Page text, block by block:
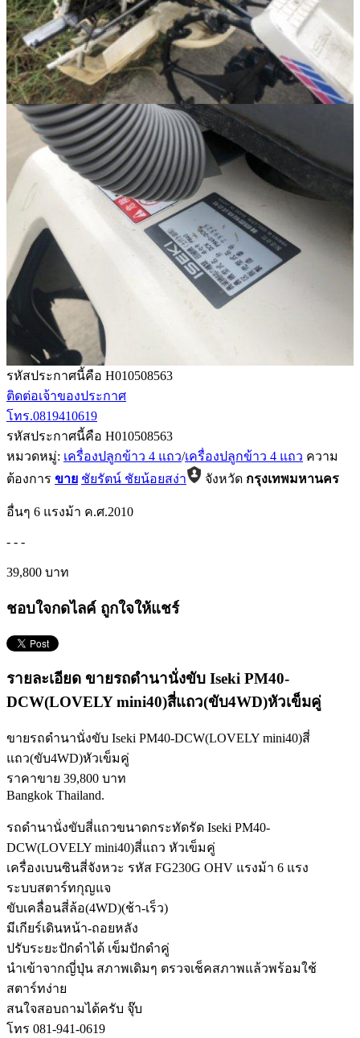
รหัสประกาศนี้คือ H010508563
ติดต่อเจ้าของประกาศ
โทร.0819410619
รหัสประกาศนี้คือ H010508563
หมวดหมู่: เครื่องปลูกข้าว 4 แถว/เครื่องปลูกข้าว 4 แถว ความ
ต้องการ ขาย ชัยรัตน์ ชัยน้อยสง่า จังหวัด กรุงเทพมหานคร
อื่นๆ 6 แรงม้า ค.ศ.2010
- - -
39,800 บาท
ชอบใจกดไลค์ ถูกใจให้แชร์
รายละเอียด ขายรถดำนานั่งขับ Iseki PM40-
DCW(LOVELY mini40)สี่แถว(ขับ4WD)หัวเข็มคู่
ขายรถดำนานั่งขับ Iseki PM40-DCW(LOVELY mini40)สี่
แถว(ขับ4WD)หัวเข็มคู่
ราคาขาย 39,800 บาท
Bangkok Thailand.
รถดำนานั่งขับสี่แถวขนาดกระทัดรัด Iseki PM40-
DCW(LOVELY mini40)สี่แถว หัวเข็มคู่
เครื่องเบนซินสี่จังหวะ รหัส FG230G OHV แรงม้า 6 แรง
ระบบสตาร์ทกุญแจ
ขับเคลื่อนสี่ล้อ(4WD)(ช้า-เร็ว)
มีเกียร์เดินหน้า-ถอยหลัง
ปรับระยะปักดำได้ เข็มปักดำคู่
นำเข้าจากญี่ปุ่น สภาพเดิมๆ ตรวจเช็คสภาพแล้วพร้อมใช้
สตาร์ทง่าย
สนใจสอบถามได้ครับ จุ๊บ
โทร 081-941-0619